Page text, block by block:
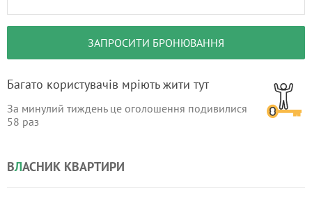
ЗАПРОСИТИ БРОНЮВАННЯ
Багато користувачів мріють жити тут
За минулий тиждень це оголошення подивилися
58 раз
ВЛАСНИК КВАРТИРИ